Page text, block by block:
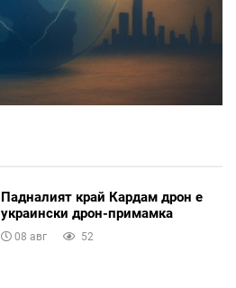
Падналият край Кардам дрон е
украински дрон-примамка
08 авг 52